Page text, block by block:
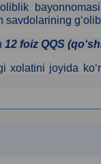
bayonnomasi
12 foiz QQS
xolatini joyida